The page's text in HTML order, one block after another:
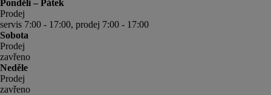
Pondělí – Pátek
Prodej
servis 7:00 - 17:00, prodej 7:00 - 17:00
Sobota
Prodej
zavřeno
Neděle
Prodej
zavřeno